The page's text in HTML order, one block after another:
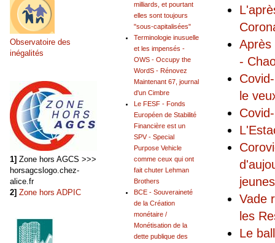
Après
-
le
jeunes
Vade
les
Le
milliards, et pourtant
elles sont toujours
"sous-capitalisées"
Terminologie inusuelle
et les impensés -
OWS - Occupy the
WordS - Rénovez
Maintenant 67, journal
d'un Cimbre
Le FESF - Fonds
Européen de Stabilité
Financière est un
SPV - Special
Purpose Vehicle
comme ceux qui ont
fait chuter Lehman
Brothers
BCE - Souveraineté
de la Création
monétaire /
Monétisation de la
dette publique des
Observatoire des
inégalités
1] Zone hors AGCS >>>
horsagcslogo.chez-
alice.fr
2] Zone hors ADPIC